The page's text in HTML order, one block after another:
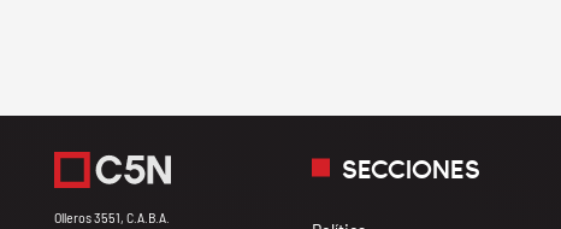
Olleros 3551, C.A.B.A.
SECCIONES